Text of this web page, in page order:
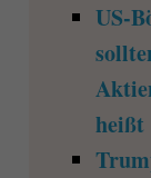
US-
heißt